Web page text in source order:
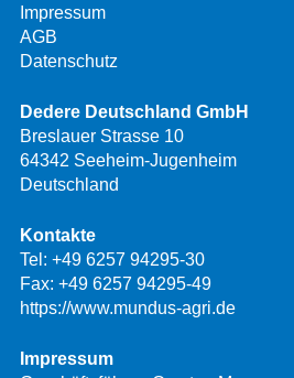
Impressum
AGB
Datenschutz
Dedere Deutschland GmbH
Breslauer Strasse 10
64342 Seeheim-Jugenheim
Deutschland
Kontakte
Tel: +49 6257 94295-30
Fax: +49 6257 94295-49
https://www.mundus-agri.de
Impressum